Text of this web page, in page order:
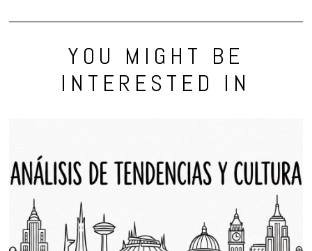
YOU MIGHT BE
INTERESTED IN